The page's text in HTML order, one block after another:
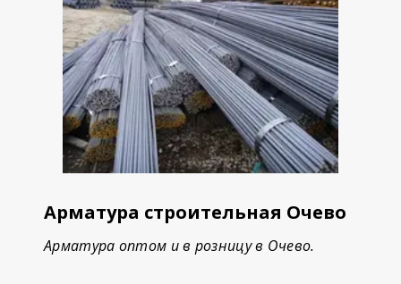
Арматура строительная Очево
Арматура оптом и в розницу в Очево.